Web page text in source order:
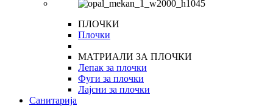
ПЛОЧКИ
Плочки
МАТРИАЛИ ЗА ПЛОЧКИ
Лепак за плочки
Фуги за плочки
Лајсни за плочки
Санитарија